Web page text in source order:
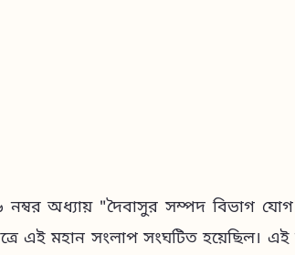
নম্বর অধ্যায় "দৈবাসুর সম্পদ বিভাগ
এই মহান সংলাপ সংঘটিত হয়েছিল। এই